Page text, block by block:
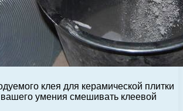
клея для керамической плитки
вашего умения смешивать клеевой